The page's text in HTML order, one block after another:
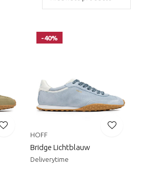
-40%
HOFF
Bridge Lichtblauw
Deliverytime